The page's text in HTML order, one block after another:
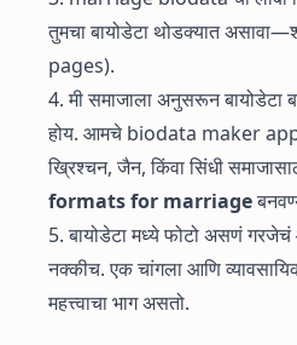
तुमचा बायोडेटा थोडक्यात
pages).
4. मी समाजाला अनुसरून बायोडेटा
होय. आमचे biodata maker
ख्रिश्चन, जैन, किंवा सिंधी
formats for marriage
5. बायोडेटा मध्ये फोटो असणं
नक्कीच. एक चांगला आणि
महत्त्वाचा भाग असतो.